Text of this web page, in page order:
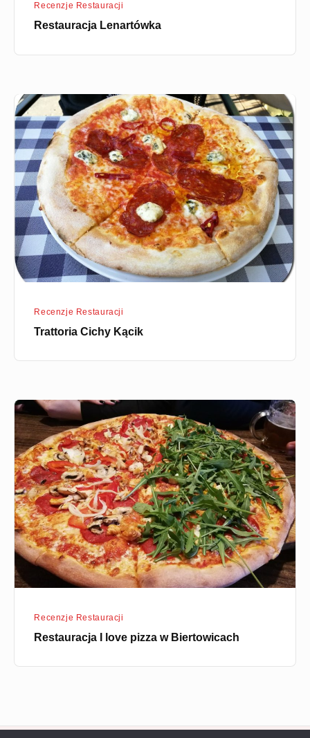
Recenzje Restauracji
Restauracja Lenartówka
Trattoria
Cichy
Kącik
Recenzje Restauracji
Trattoria Cichy Kącik
Restauracja
love
pizza
w
Biertowicach
Recenzje Restauracji
Restauracja I love pizza w Biertowicach